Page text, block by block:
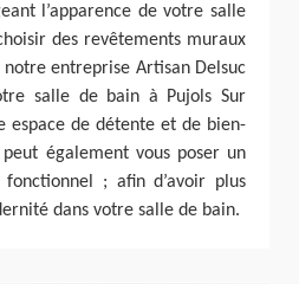
l’apparence de votre salle
des revêtements muraux
entreprise Artisan Delsuc
salle de bain à Pujols Sur
espace de détente et de bien-
également vous poser un
; afin d’avoir plus
dans votre salle de bain.